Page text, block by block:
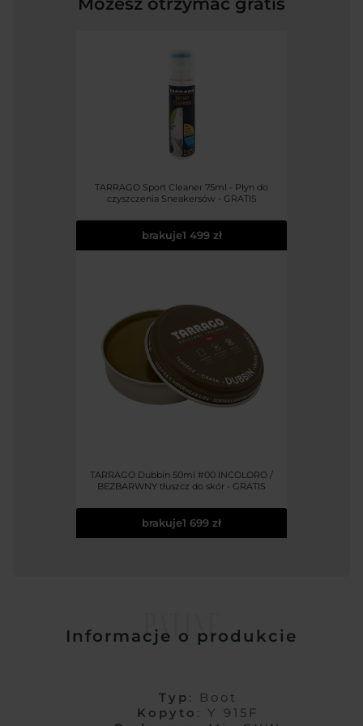
TARRAGO Sport Cleaner 75ml - Płyn do
czyszczenia Sneakersów - GRATIS
brakuje1 499 zł
TARRAGO Dubbin 50ml #00 INCOLORO /
BEZBARWNY tłuszcz do skór - GRATIS
brakuje1 699 zł
PATINE
Informacje o produkcie
Typ : Boot
Kopyto : Y 915F